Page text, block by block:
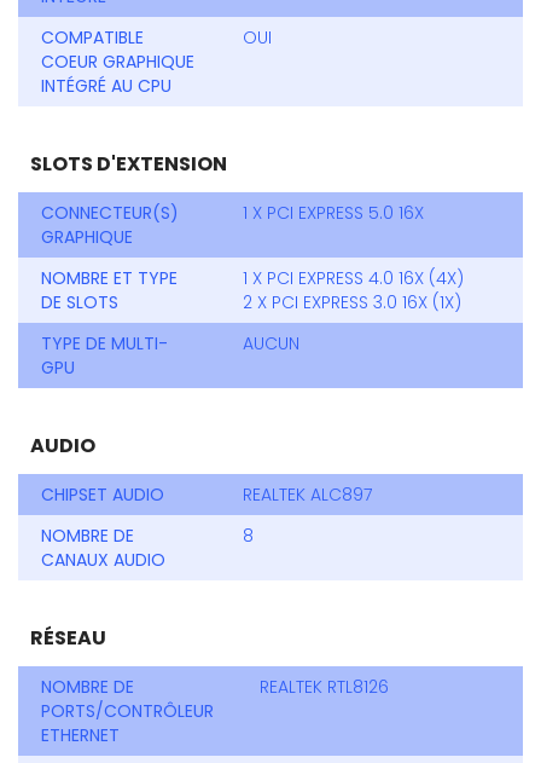
COMPATIBLE
COEUR GRAPHIQUE
INTÉGRÉ AU CPU
OUI
SLOTS D'EXTENSION
CONNECTEUR(S)
GRAPHIQUE
1 X PCI EXPRESS 5.0 16X
NOMBRE ET TYPE
DE SLOTS
1 X PCI EXPRESS 4.0 16X (4X)
2 X PCI EXPRESS 3.0 16X (1X)
TYPE DE MULTI-
GPU
AUCUN
AUDIO
CHIPSET AUDIO
REALTEK ALC897
NOMBRE DE
CANAUX AUDIO
8
RÉSEAU
NOMBRE DE
PORTS/CONTRÔLEUR
ETHERNET
REALTEK RTL8126